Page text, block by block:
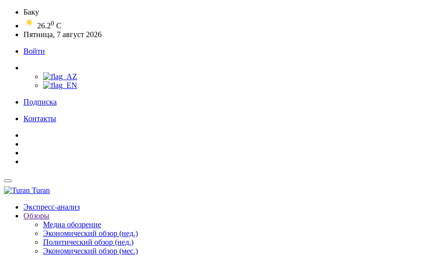
Баку
26.20 C
Пятница, 7 август 2026
Войти
Подписка
Контакты
Turan
Экспресс-анализ
Обзоры
Медиа обозрение
Экономический обзор (нед.)
Политический обзор (нед.)
Экономический обзор (мес.)